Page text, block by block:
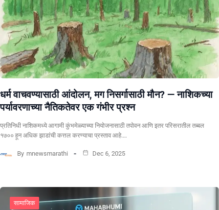
धर्म वाचवण्यासाठी आंदोलन, मग निसर्गासाठी मौन? ​— नाशिकच्या
पर्यावरणाच्या नैतिकतेवर एक गंभीर प्रश्न
प्रतिनिधी ​नाशिकमध्ये आगामी कुंभमेळ्याच्या नियोजनासाठी तपोवन आणि इतर परिसरातील तब्बल
१७०० हून अधिक झाडांची कत्तल करण्याचा प्रस्ताव आहे.…
By mnewsmarathi Dec 6, 2025
सामाजिक